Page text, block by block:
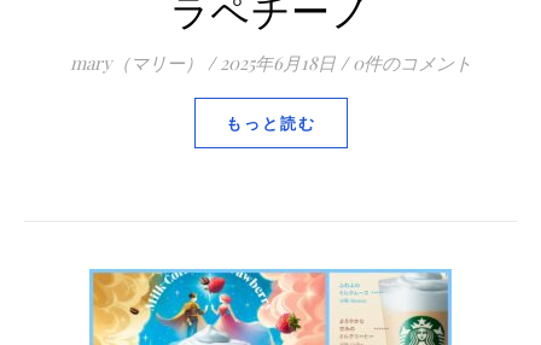
mary（マリー） / 2025年6月18日 / 0件のコメント
もっと読む